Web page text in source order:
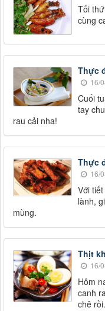
Tối
cùng
Thực
16/
Cuối
tay
rau cải nha!
Thực
16/
Với
lành,
mùng.
Thịt
16/
Hôm
canh
chê rồi.